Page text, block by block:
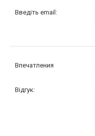
Введіть email:
Впечатления
Відгук: